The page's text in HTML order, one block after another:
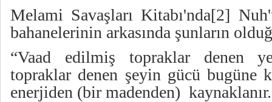
Melami Savaşları Kitabı'nda[2]
bahanelerinin arkasında şunların
“Vaad edilmiş topraklar denen
topraklar denen şeyin gücü bugüne
enerjiden (bir madenden)